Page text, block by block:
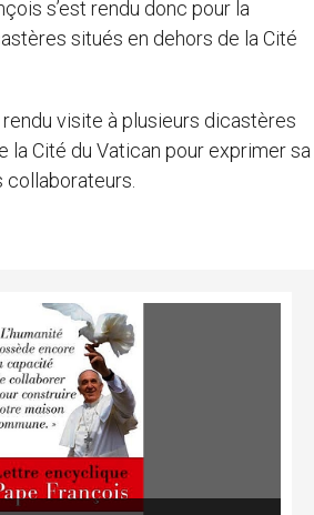
s’est rendu donc pour la
situés en dehors de la Cité
rendu visite à plusieurs dicastères
la Cité du Vatican pour exprimer sa